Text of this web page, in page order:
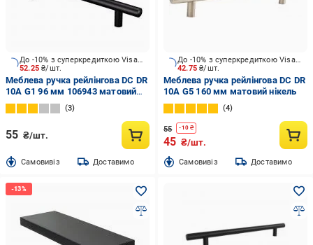
52.25₴/шт.
До -10% з суперкредиткою Visa Вигода
Меблева ручка рейлінгова DC DR
10A G1 96 мм 106943 матовий
чорний
3
55 ₴/шт.
Cамовивіз Доставимо
42.75₴/шт.
До -10% з суперкредиткою Visa Вигода
Меблева ручка рейлінгова DC DR
10А G5 160 мм матовий нікель
4
55 -10₴
45 ₴/шт.
Cамовивіз Доставимо